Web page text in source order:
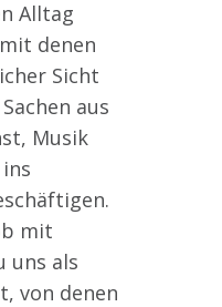
Alltag
denen
Sicht
aus
Musik
mit
uns als
von denen